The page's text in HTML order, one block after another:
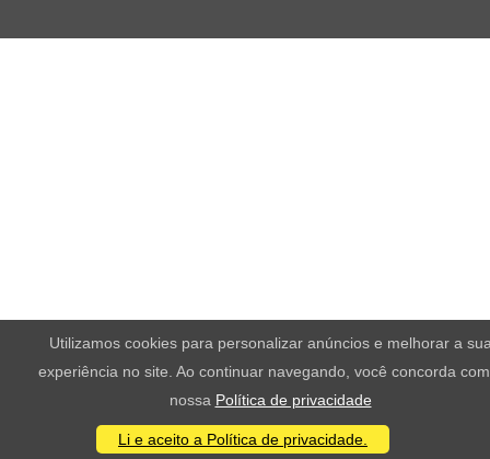
Utilizamos cookies para personalizar anúncios e melhorar a
experiência no site. Ao continuar navegando, você concorda
nossa Política de privacidade
Li e aceito a Política de privacidade.